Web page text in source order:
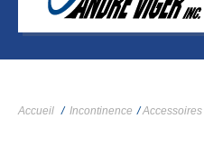
Accueil / Incontinence /